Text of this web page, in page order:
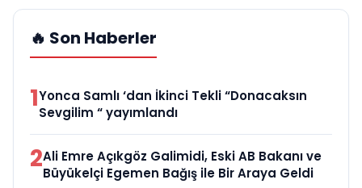
🔥 Son Haberler
1Yonca Samlı ‘dan İkinci Tekli “Donacaksın
Sevgilim “ yayımlandı
2Ali Emre Açıkgöz Galimidi, Eski AB Bakanı ve
Büyükelçi Egemen Bağış ile Bir Araya Geldi